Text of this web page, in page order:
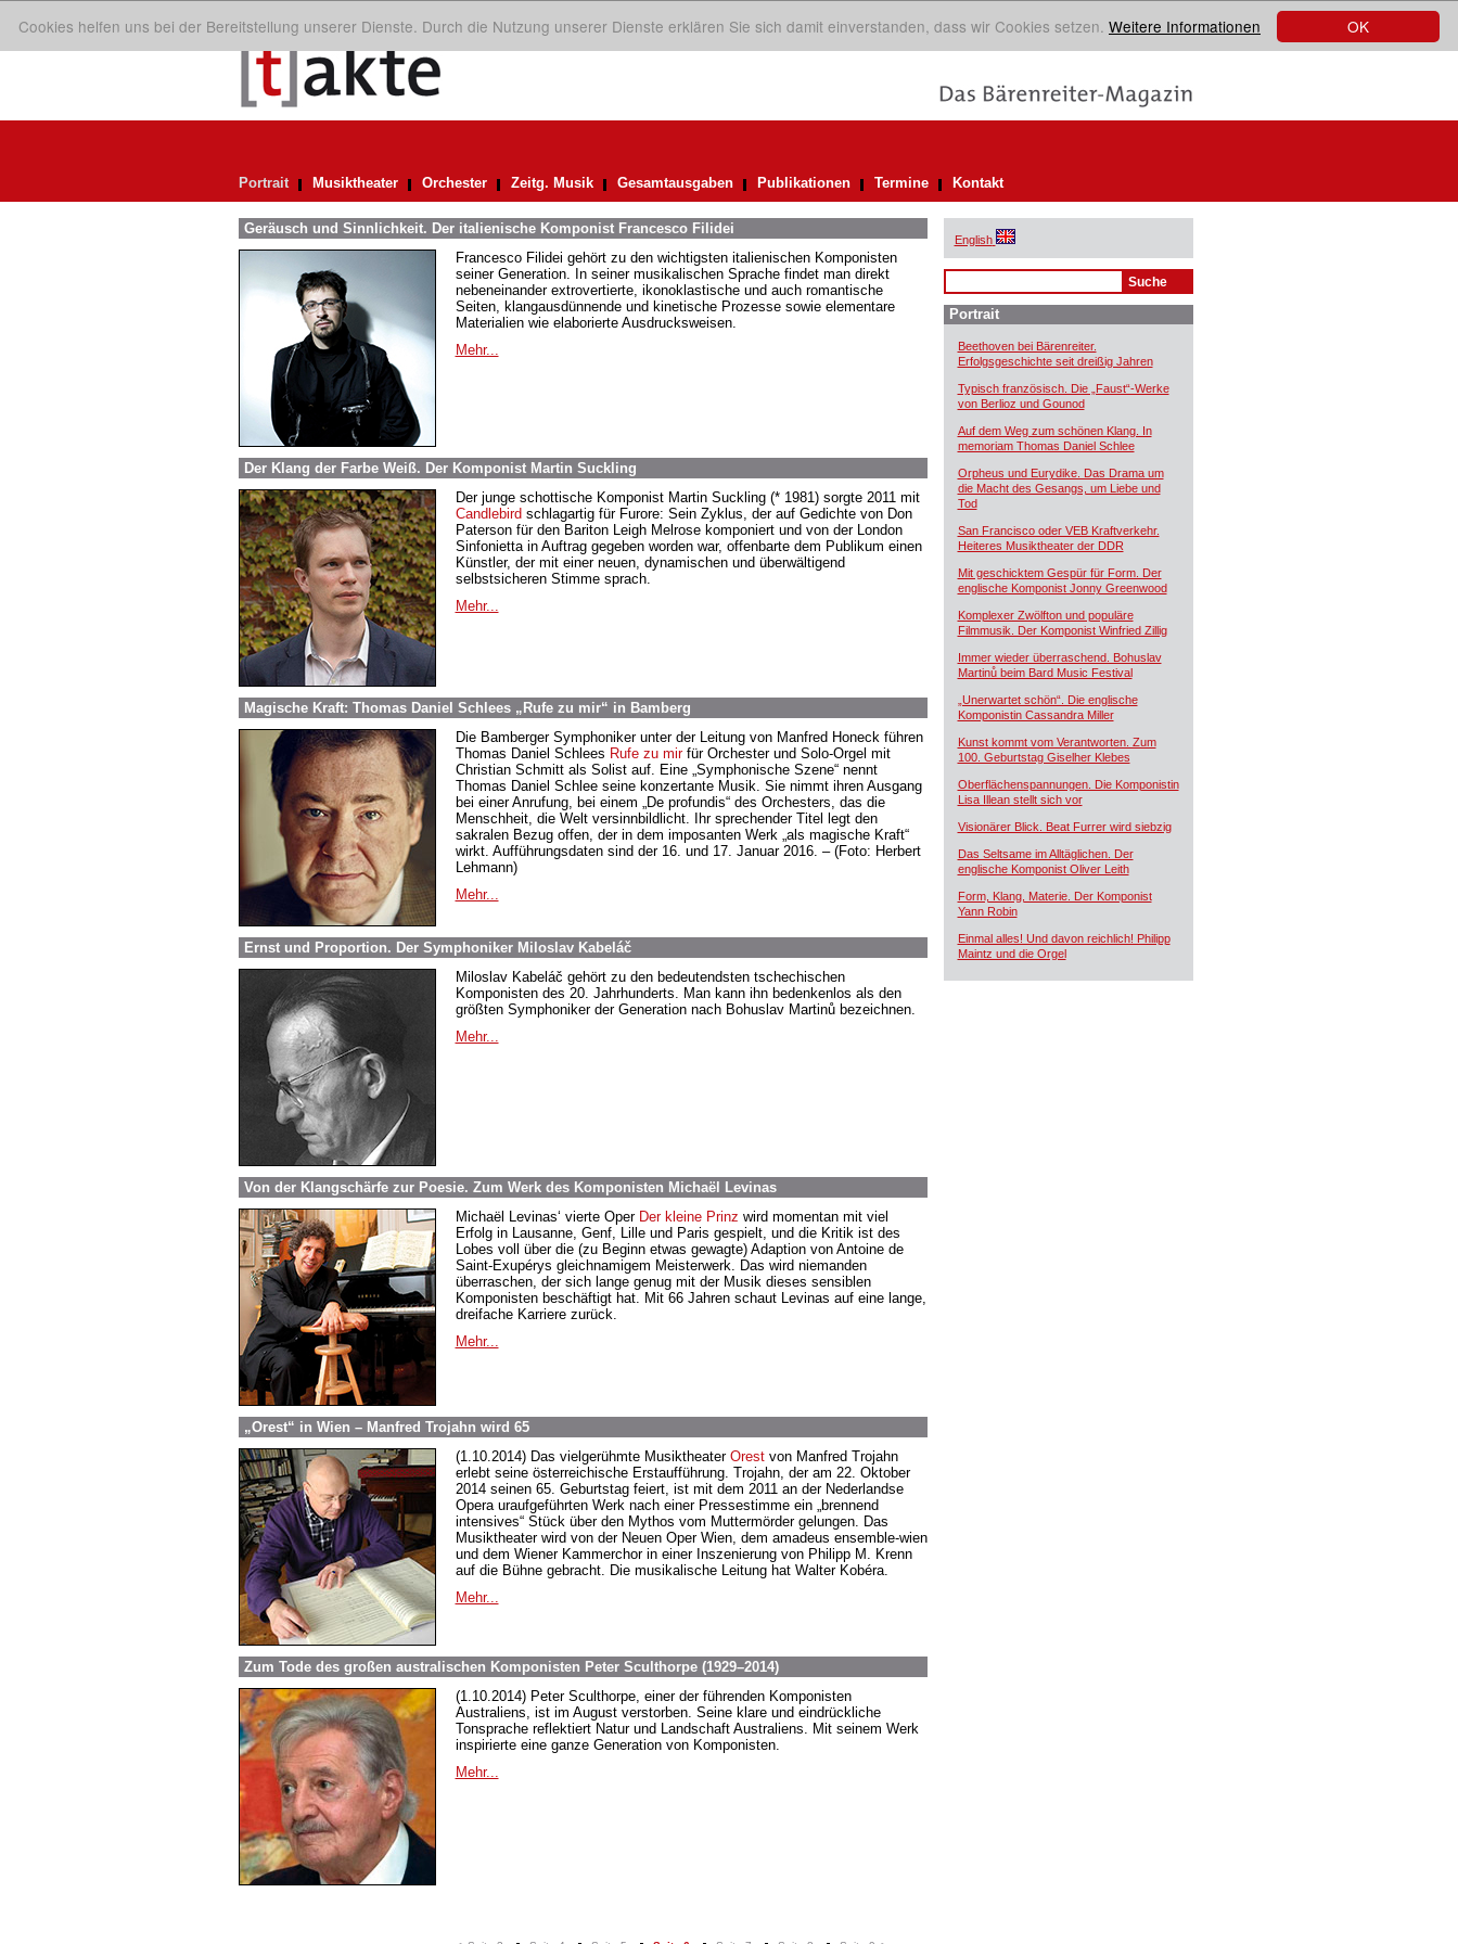
OK
Cookies helfen uns bei der Bereitstellung unserer Dienste. Durch die Nutzung unserer Dienste erklären Sie sich damit einverstanden, dass wir Cookies setzen. Weitere Informationen
Portrait Musiktheater Orchester Zeitg. Musik Gesamtausgaben Publikationen Termine Kontakt
Geräusch und Sinnlichkeit. Der italienische Komponist Francesco Filidei
Francesco Filidei gehört zu den wichtigsten italienischen Komponisten
seiner Generation. In seiner musikalischen Sprache findet man direkt
nebeneinander extrovertierte, ikonoklastische und auch romantische
Seiten, klangausdünnende und kinetische Prozesse sowie elementare
Materialien wie elaborierte Ausdrucksweisen.
Mehr...
Der Klang der Farbe Weiß. Der Komponist Martin Suckling
Der junge schottische Komponist Martin Suckling (* 1981) sorgte 2011 mit
Candlebird schlagartig für Furore: Sein Zyklus, der auf Gedichte von Don
Paterson für den Bariton Leigh Melrose komponiert und von der London
Sinfonietta in Auftrag gegeben worden war, offenbarte dem Publikum einen
Künstler, der mit einer neuen, dynamischen und überwältigend
selbstsicheren Stimme sprach.
Mehr...
Magische Kraft: Thomas Daniel Schlees „Rufe zu mir“ in Bamberg
Die Bamberger Symphoniker unter der Leitung von Manfred Honeck führen
Thomas Daniel Schlees Rufe zu mirfür Orchester und Solo-Orgel mit
Christian Schmitt als Solist auf. Eine „Symphonische Szene“ nennt
Thomas Daniel Schlee seine konzertante Musik. Sie nimmt ihren Ausgang
bei einer Anrufung, bei einem „De profundis“ des Orchesters, das die
Menschheit, die Welt versinnbildlicht. Ihr sprechender Titel legt den
sakralen Bezug offen, der in dem imposanten Werk „als magische Kraft“
wirkt. Aufführungsdaten sind der 16. und 17. Januar 2016. – (Foto: Herbert
Lehmann)
Mehr...
Ernst und Proportion. Der Symphoniker Miloslav Kabeláč
Miloslav Kabeláč gehört zu den bedeutendsten tschechischen
Komponisten des 20. Jahrhunderts. Man kann ihn bedenkenlos als den
größten Symphoniker der Generation nach Bohuslav Martinů bezeichnen.
Mehr...
Von der Klangschärfe zur Poesie. Zum Werk des Komponisten Michaël Levinas
Michaël Levinas‘ vierte Oper Der kleine Prinz wird momentan mit viel
Erfolg in Lausanne, Genf, Lille und Paris gespielt, und die Kritik ist des
Lobes voll über die (zu Beginn etwas gewagte) Adaption von Antoine de
Saint-Exupérys gleichnamigem Meisterwerk. Das wird niemanden
überraschen, der sich lange genug mit der Musik dieses sensiblen
Komponisten beschäftigt hat. Mit 66 Jahren schaut Levinas auf eine lange,
dreifache Karriere zurück.
Mehr...
„Orest“ in Wien – Manfred Trojahn wird 65
(1.10.2014) Das vielgerühmte Musiktheater Orestvon Manfred Trojahn
erlebt seine österreichische Erstaufführung. Trojahn, der am 22. Oktober
2014 seinen 65. Geburtstag feiert, ist mit dem 2011 an der Nederlandse
Opera uraufgeführten Werk nach einer Pressestimme ein „brennend
intensives“ Stück über den Mythos vom Muttermörder gelungen. Das
Musiktheater wird von der Neuen Oper Wien, dem amadeus ensemble-wien
und dem Wiener Kammerchor in einer Inszenierung von Philipp M. Krenn
auf die Bühne gebracht. Die musikalische Leitung hat Walter Kobéra.
Mehr...
Zum Tode des großen australischen Komponisten Peter Sculthorpe (1929–2014)
(1.10.2014) Peter Sculthorpe, einer der führenden Komponisten
Australiens, ist im August verstorben. Seine klare und eindrückliche
Tonsprache reflektiert Natur und Landschaft Australiens. Mit seinem Werk
inspirierte eine ganze Generation von Komponisten.
Mehr...
English
Portrait
Beethoven bei Bärenreiter.
Erfolgsgeschichte seit dreißig Jahren
Typisch französisch. Die „Faust“-Werke
von Berlioz und Gounod
Auf dem Weg zum schönen Klang. In
memoriam Thomas Daniel Schlee
Orpheus und Eurydike. Das Drama um
die Macht des Gesangs, um Liebe und
Tod
San Francisco oder VEB Kraftverkehr.
Heiteres Musiktheater der DDR
Mit geschicktem Gespür für Form. Der
englische Komponist Jonny Greenwood
Komplexer Zwölfton und populäre
Filmmusik. Der Komponist Winfried Zillig
Immer wieder überraschend. Bohuslav
Martinů beim Bard Music Festival
„Unerwartet schön“. Die englische
Komponistin Cassandra Miller
Kunst kommt vom Verantworten. Zum
100. Geburtstag Giselher Klebes
Oberflächenspannungen. Die Komponistin
Lisa Illean stellt sich vor
Visionärer Blick. Beat Furrer wird siebzig
Das Seltsame im Alltäglichen. Der
englische Komponist Oliver Leith
Form, Klang, Materie. Der Komponist
Yann Robin
Einmal alles! Und davon reichlich! Philipp
Maintz und die Orgel